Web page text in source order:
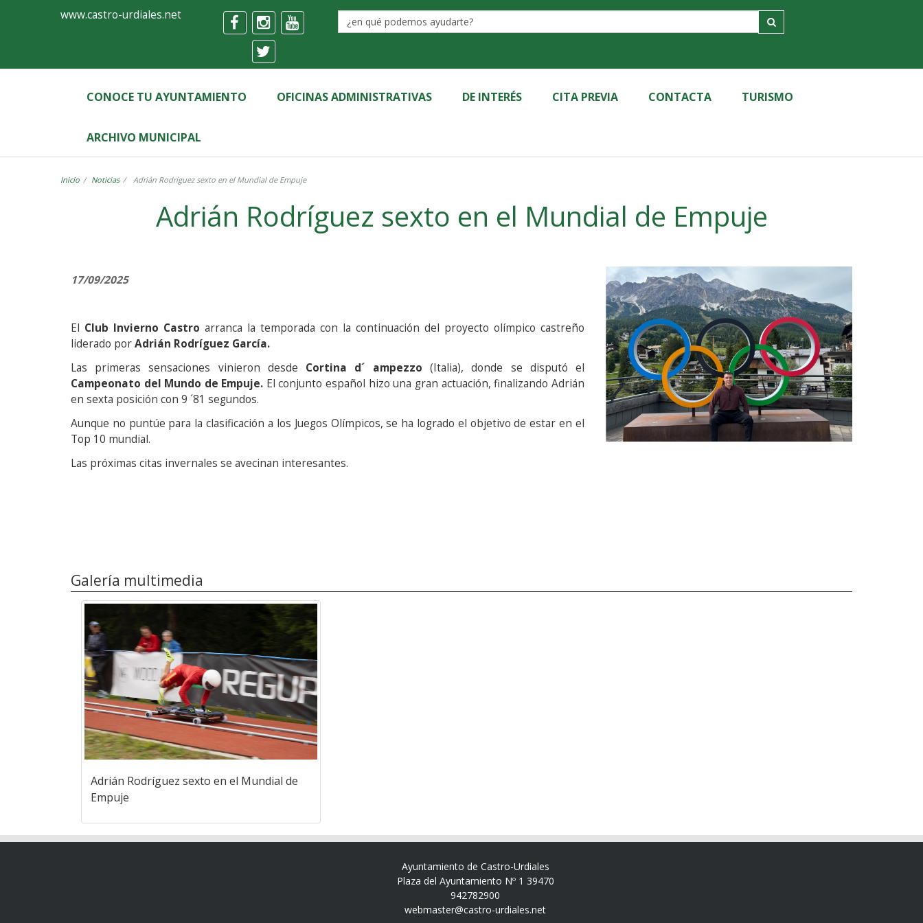
FormularioAyuntamiento
Castro-
Urdiales
www.castro-urdiales.net
CONOCE TU AYUNTAMIENTO OFICINAS ADMINISTRATIVAS DE INTERÉS CITA PREVIA CONTACTA TURISMO
ARCHIVO MUNICIPAL
Inicio Noticias Adrián Rodríguez sexto en el Mundial de Empuje
Adrián Rodríguez sexto en el Mundial de Empuje
17/09/2025
El Club Invierno Castro arranca la temporada con la continuación del proyecto olímpico castreño
liderado porAdrián Rodríguez García.
Las primeras sensaciones vinieron desde Cortina d´ ampezzo (Italia), donde se disputó el
Campeonato del Mundo de Empuje. El conjunto español hizo una gran actuación, finalizando Adrián
en sexta posición con 9 ´81 segundos.
Aunque no puntúe para la clasificación a los Juegos Olímpicos, se ha logrado el objetivo de estar en el
Top 10 mundial.
Las próximas citas invernales se avecinan interesantes.
Galería multimedia
Adrián Rodríguez sexto en el Mundial de
Empuje
Ayuntamiento de Castro-Urdiales
Plaza del Ayuntamiento Nº 1 39470
942782900
webmaster@castro-urdiales.net